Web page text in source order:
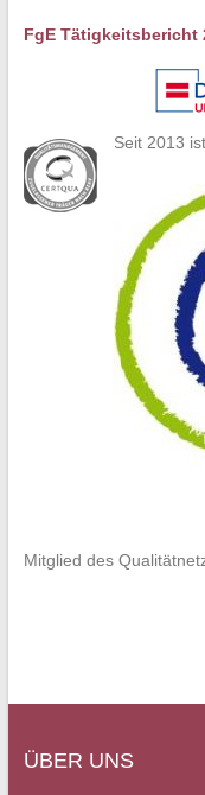
FgE Tätigkeitsbericht
Seit 2013
Mitglied des
ÜBER UNS